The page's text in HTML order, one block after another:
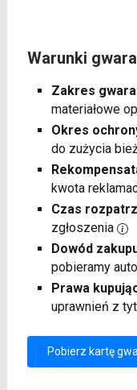
Warunki
Zakres
materiałowe
Okres
do zużycia
kwota
Czas
zgłoszenia
Dowód
pobieramy
Prawa
uprawnień z
Pobierz kartę